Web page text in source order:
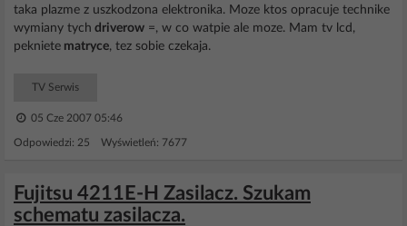
taka plazme z uszkodzona elektronika. Moze ktos opracuje technike
wymiany tych driverow =, w co watpie ale moze. Mam tv lcd,
pekniete matryce, tez sobie czekaja.
TV Serwis
05 Cze 2007 05:46
Odpowiedzi: 25 Wyświetleń: 7677
Fujitsu 4211E-H Zasilacz. Szukam
schematu zasilacza.